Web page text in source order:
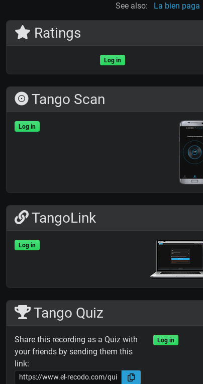
See also: La bien paga
Ratings
Log in
Tango Scan
Log in
TangoLink
Log in
Tango Quiz
Share this recording as a Quiz with
your friends by sending them this
link:
Log in